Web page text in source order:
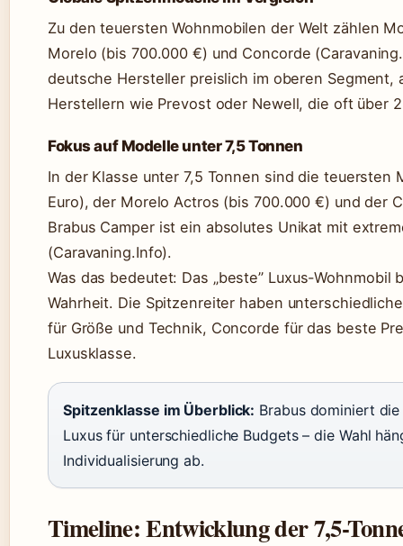
Zu den teuersten Wohnmobilen der Welt zählen
Morelo (bis 700.000 €) und Concorde
deutsche Hersteller preislich im oberen Segment,
Herstellern wie Prevost oder Newell, die oft über
Fokus auf Modelle unter 7,5 Tonnen
In der Klasse unter 7,5 Tonnen sind die teuersten
Euro), der Morelo Actros (bis 700.000 €) und der
Brabus Camper ist ein absolutes Unikat mit
(Caravaning.Info).
Was das bedeutet: Das „beste” Luxus-
Wahrheit. Die Spitzenreiter haben
für Größe und Technik, Concorde für das beste
Luxusklasse.
Spitzenklasse im Überblick: Brabus dominiert
Luxus für unterschiedliche Budgets – die Wahl
Individualisierung ab.
Timeline: Entwicklung der 7,5-